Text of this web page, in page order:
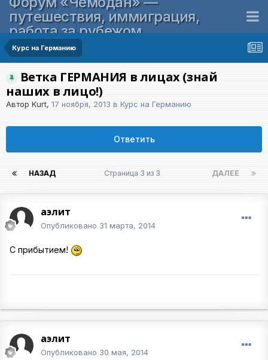
путешествия, иммиграция,
работа за рубежом
Курс на Германию
Ветка ГЕРМАНИЯ в лицах (знай
наших в лицо!)
Автор Kurt, 17 ноября, 2013 в Курс на Германию
Ответить
НАЗАД ДАЛЕЕ
Страница 3 из 3
аэлит
Опубликовано 31 марта, 2014
С прибытием!
аэлит
Опубликовано 30 мая, 2014